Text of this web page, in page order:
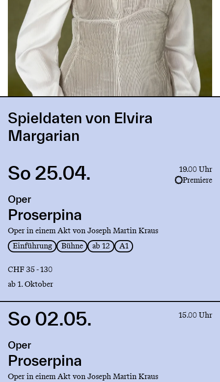
Spieldaten von Elvira
Margarian
Link
Proserpina
So 25.04.
19.00 Uhr
Premiere
Oper
Proserpina
Oper in einem Akt von Joseph Martin Kraus
Einführung
Bühne ab 12 A1
CHF 35 - 130
ab 1. Oktober
Link
Proserpina
So 02.05. 15.00 Uhr
Oper
Proserpina
Oper in einem Akt von Joseph Martin Kraus